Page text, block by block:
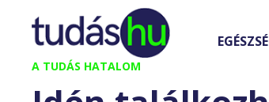
Kilépés
tartalomba
A TUDÁS HATALOM